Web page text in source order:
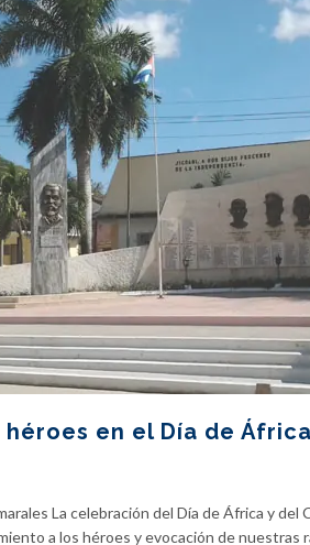
héroes en el Día de
La celebración del Día de África y
a los héroes y evocación de nuestras